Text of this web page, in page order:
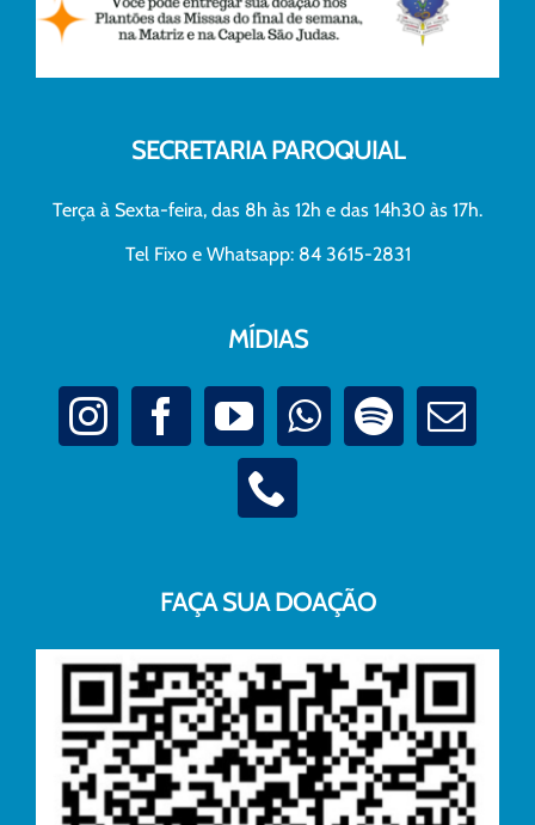
SECRETARIA PAROQUIAL
Terça à Sexta-feira, das 8h às 12h e das 14h30 às 17h.
Tel Fixo e Whatsapp: 84 3615-2831
MÍDIAS
FAÇA SUA DOAÇÃO